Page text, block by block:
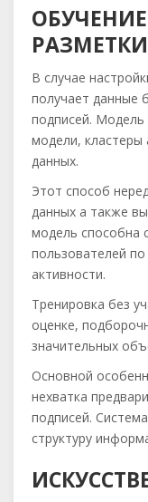
РАЗМЕТКИ
В случае
получает данные
подписей. Модель
модели, кластеры
данных.
Этот способ
данных а также
модель способна
пользователей
активности.
Тренировка без
оценке,
значительных
Основной
нехватка
подписей.
структуру